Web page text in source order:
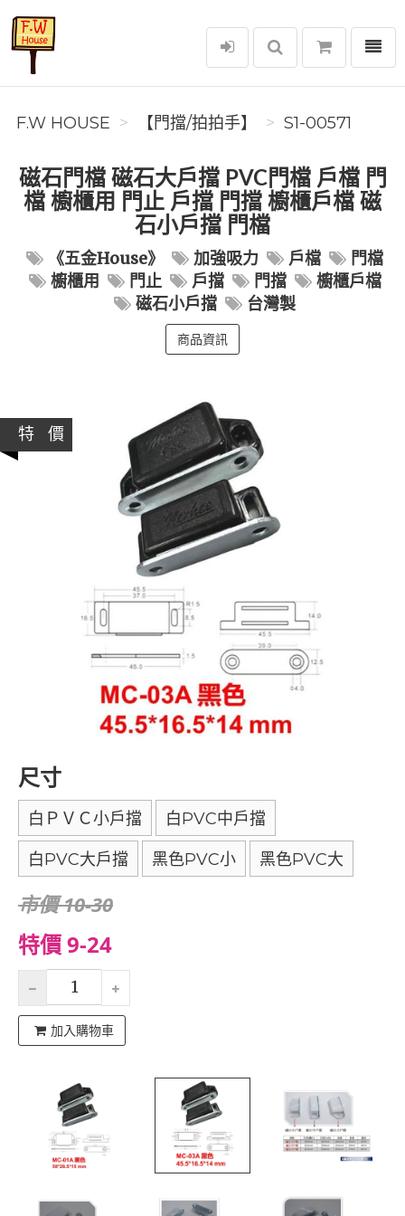
F.W House
選單
F.W HOUSE 【門擋/拍拍手】 S1-00571
磁石門檔 磁石大戶擋 PVC門檔 戶檔 門
檔 櫥櫃用 門止 戶擋 門擋 櫥櫃戶檔 磁
石小戶擋 門檔
《五金House》 加強吸力 戶檔
門檔
櫥櫃用
門止 戶擋 門擋
櫥櫃戶檔
磁石小戶擋
台灣製
商品資訊
特 價
尺寸
白ＰＶＣ小戶擋 白PVC中戶擋
白PVC大戶擋 黑色PVC小 黑色PVC大
市價 10-30
特價 9-24
加入購物車